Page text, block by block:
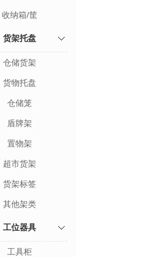
收纳箱/筐
货架托盘
仓储货架
货物托盘
仓储笼
盾牌架
置物架
超市货架
货架标签
其他架类
工位器具
工具柜